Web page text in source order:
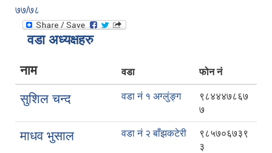
७७/७८
वडा अध्यक्षहरु
नाम वडा फोन नं
सुशिल चन्द वडा नं १ अग्लुंङ्ग
९८४४४७८६७
७
माधव भुसाल वडा नं २ बाँझकटेरी
९८५७०६७३९
३